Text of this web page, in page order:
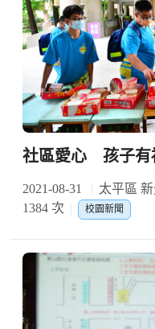
社區愛心 孩子有
2021-08-31 太平區
1384 次
校園新聞